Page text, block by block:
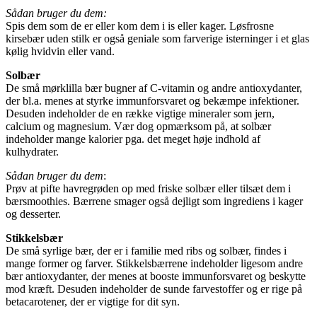
Sådan bruger du dem:
Spis dem som de er eller kom dem i is eller kager. Løsfrosne
kirsebær uden stilk er også geniale som farverige isterninger i et glas
kølig hvidvin eller vand.
Solbær
De små mørklilla bær bugner af C-vitamin og andre antioxydanter,
der bl.a. menes at styrke immunforsvaret og bekæmpe infektioner.
Desuden indeholder de en række vigtige mineraler som jern,
calcium og magnesium. Vær dog opmærksom på, at solbær
indeholder mange kalorier pga. det meget høje indhold af
kulhydrater.
Sådan bruger du dem:
Prøv at pifte havregrøden op med friske solbær eller tilsæt dem i
bærsmoothies. Bærrene smager også dejligt som ingrediens i kager
og desserter.
Stikkelsbær
De små syrlige bær, der er i familie med ribs og solbær, findes i
mange former og farver. Stikkelsbærrene indeholder ligesom andre
bær antioxydanter, der menes at booste immunforsvaret og beskytte
mod kræft. Desuden indeholder de sunde farvestoffer og er rige på
betacarotener, der er vigtige for dit syn.